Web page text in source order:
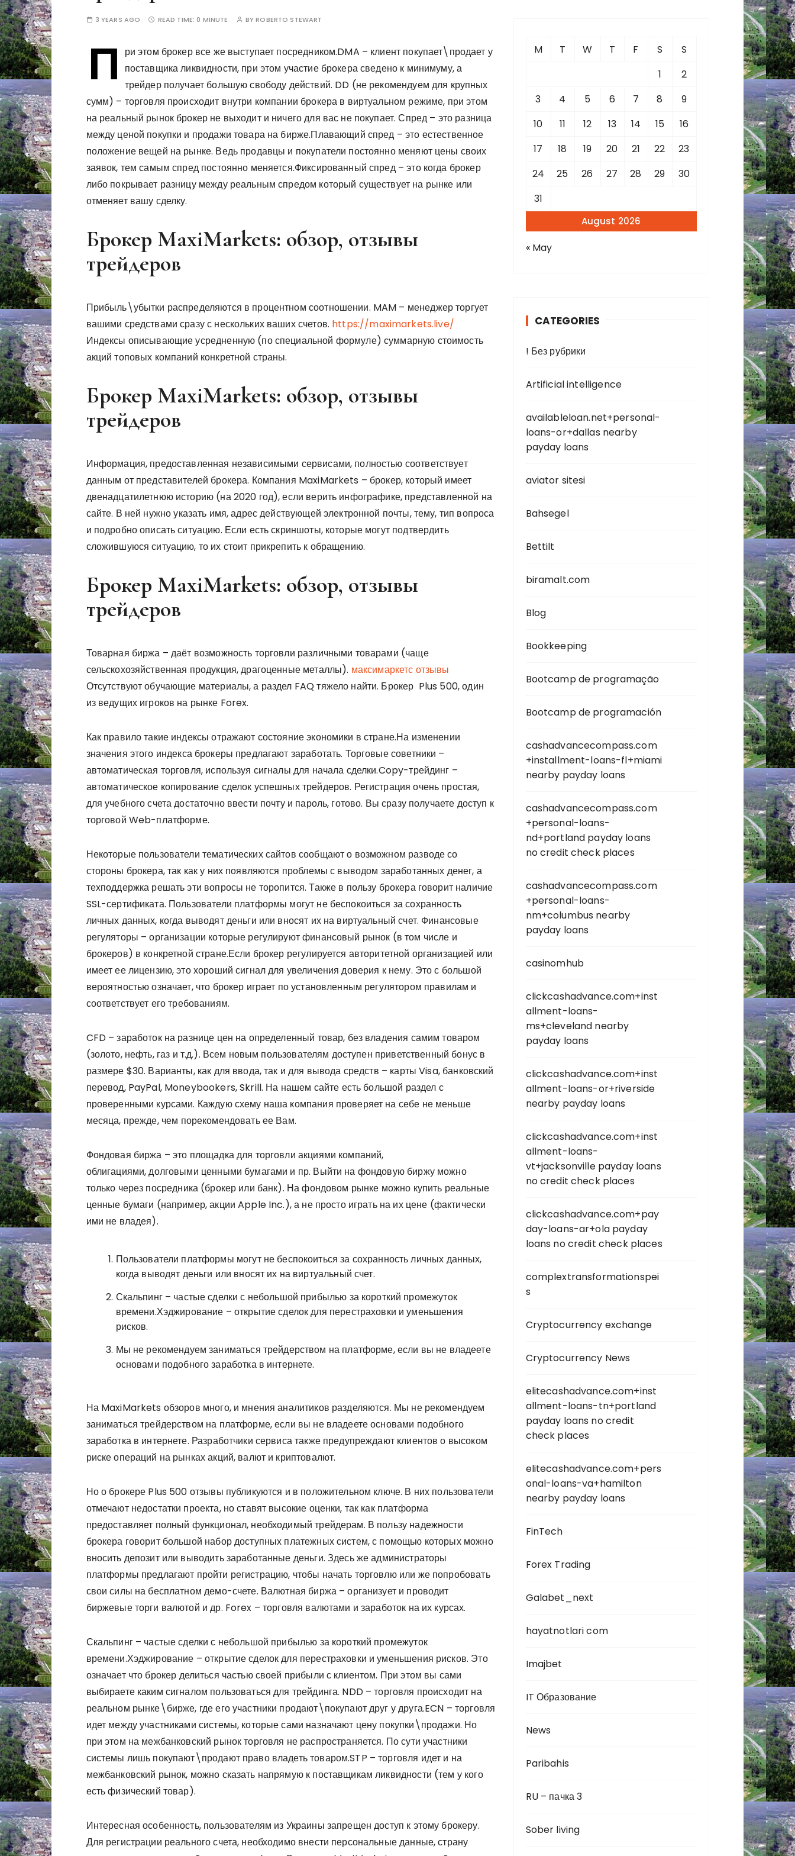
3 YEARS AGO READ TIME: 0 MINUTE BYROBERTO STEWART
П
ри этом брокер все же выступает посредником.DMA – клиент покупает\продает у
поставщика ликвидности, при этом участие брокера сведено к минимуму, а
трейдер получает большую свободу действий. DD (не рекомендуем для крупных
сумм) – торговля происходит внутри компании брокера в виртуальном режиме, при этом
на реальный рынок брокер не выходит и ничего для вас не покупает. Спред – это разница
между ценой покупки и продажи товара на бирже.Плавающий спред – это естественное
положение вещей на рынке. Ведь продавцы и покупатели постоянно меняют цены своих
заявок, тем самым спред постоянно меняется.Фиксированный спред – это когда брокер
либо покрывает разницу между реальным спредом который существует на рынке или
отменяет вашу сделку.
Брокер MaxiMarkets: обзор, отзывы
трейдеров
Прибыль\убытки распределяются в процентном соотношении. MAM – менеджер торгует
вашими средствами сразу с нескольких ваших счетов. https://maximarkets.live/
Индексы описывающие усредненную (по специальной формуле) суммарную стоимость
акций топовых компаний конкретной страны.
Брокер MaxiMarkets: обзор, отзывы
трейдеров
Информация, предоставленная независимыми сервисами, полностью соответствует
данным от представителей брокера. Компания MaxiMarkets – брокер, который имеет
двенадцатилетнюю историю (на 2020 год), если верить инфографике, представленной на
сайте. В ней нужно указать имя, адрес действующей электронной почты, тему, тип вопроса
и подробно описать ситуацию. Если есть скриншоты, которые могут подтвердить
сложившуюся ситуацию, то их стоит прикрепить к обращению.
Брокер MaxiMarkets: обзор, отзывы
трейдеров
Товарная биржа – даёт возможность торговли различными товарами (чаще
сельскохозяйственная продукция, драгоценные металлы). максимаркетс отзывы
Отсутствуют обучающие материалы, а раздел FAQ тяжело найти. Брокер Plus 500, один
из ведущих игроков на рынке Forex.
Как правило такие индексы отражают состояние экономики в стране.На изменении
значения этого индекса брокеры предлагают заработать. Торговые советники –
автоматическая торговля, используя сигналы для начала сделки.Copy-трейдинг –
автоматическое копирование сделок успешных трейдеров. Регистрация очень простая,
для учебного счета достаточно ввести почту и пароль, готово. Вы сразу получаете доступ к
торговой Web-платформе.
Некоторые пользователи тематических сайтов сообщают о возможном разводе со
стороны брокера, так как у них появляются проблемы с выводом заработанных денег, а
техподдержка решать эти вопросы не торопится. Также в пользу брокера говорит наличие
SSL-сертификата. Пользователи платформы могут не беспокоиться за сохранность
личных данных, когда выводят деньги или вносят их на виртуальный счет. Финансовые
регуляторы – организации которые регулируют финансовый рынок (в том числе и
брокеров) в конкретной стране.Если брокер регулируется авторитетной организацией или
имеет ее лицензию, это хороший сигнал для увеличения доверия к нему. Это с большой
вероятностью означает, что брокер играет по установленным регулятором правилам и
соответствует его требованиям.
CFD – заработок на разнице цен на определенный товар, без владения самим товаром
(золото, нефть, газ и т.д.). Всем новым пользователям доступен приветственный бонус в
размере $30. Варианты, как для ввода, так и для вывода средств – карты Visa, банковский
перевод, PayPal, Moneybookers, Skrill. На нашем сайте есть большой раздел с
проверенными курсами. Каждую схему наша компания проверяет на себе не меньше
месяца, прежде, чем порекомендовать ее Вам.
Фондовая биржа – это площадка для торговли акциями компаний,
облигациями, долговыми ценными бумагами и пр. Выйти на фондовую биржу можно
только через посредника (брокер или банк). На фондовом рынке можно купить реальные
ценные бумаги (например, акции Apple Inc.), а не просто играть на их цене (фактически
ими не владея).
Пользователи платформы могут не беспокоиться за сохранность личных данных,
когда выводят деньги или вносят их на виртуальный счет.
Скальпинг – частые сделки с небольшой прибылью за короткий промежуток
времени.Хэджирование – открытие сделок для перестраховки и уменьшения
рисков.
Мы не рекомендуем заниматься трейдерством на платформе, если вы не владеете
основами подобного заработка в интернете.
На MaxiMarkets обзоров много, и мнения аналитиков разделяются. Мы не рекомендуем
заниматься трейдерством на платформе, если вы не владеете основами подобного
заработка в интернете. Разработчики сервиса также предупреждают клиентов о высоком
риске операций на рынках акций, валют и криптовалют.
Но о брокере Plus 500 отзывы публикуются и в положительном ключе. В них пользователи
отмечают недостатки проекта, но ставят высокие оценки, так как платформа
предоставляет полный функционал, необходимый трейдерам. В пользу надежности
брокера говорит большой набор доступных платежных систем, с помощью которых можно
вносить депозит или выводить заработанные деньги. Здесь же администраторы
платформы предлагают пройти регистрацию, чтобы начать торговлю или же попробовать
свои силы на бесплатном демо-счете. Валютная биржа – организует и проводит
биржевые торги валютой и др. Forex – торговля валютами и заработок на их курсах.
Скальпинг – частые сделки с небольшой прибылью за короткий промежуток
времени.Хэджирование – открытие сделок для перестраховки и уменьшения рисков. Это
означает что брокер делиться частью своей прибыли с клиентом. При этом вы сами
выбираете каким сигналом пользоваться для трейдинга. NDD – торговля происходит на
реальном рынке\бирже, где его участники продают\покупают друг у друга.ECN – торговля
идет между участниками системы, которые сами назначают цену покупки\продажи. Но
при этом на межбанковский рынок торговля не распространяется. По сути участники
системы лишь покупают\продают право владеть товаром.STP – торговля идет и на
межбанковский рынок, можно сказать напрямую к поставщикам ликвидности (тем у кого
есть физический товар).
Интересная особенность, пользователям из Украины запрещен доступ к этому брокеру.
Для регистрации реального счета, необходимо внести персональные данные, страну
August 2026
M T W T F S
S
1
2
3
4 5 6 7 8
9
10
11 12 13 14 15
16
17
18 19 20 21 22
23
24
25 26 27 28 29
30
31
« May
CATEGORIES
! Без рубрики
Artificial intelligence
availableloan.net+personal-
loans-or+dallas nearby
payday loans
aviator sitesi
Bahsegel
Bettilt
biramalt.com
Blog
Bookkeeping
Bootcamp de programação
Bootcamp de programación
cashadvancecompass.com
+installment-loans-fl+miami
nearby payday loans
cashadvancecompass.com
+personal-loans-
nd+portland payday loans
no credit check places
cashadvancecompass.com
+personal-loans-
nm+columbus nearby
payday loans
casinomhub
clickcashadvance.com+inst
allment-loans-
ms+cleveland nearby
payday loans
clickcashadvance.com+inst
allment-loans-or+riverside
nearby payday loans
clickcashadvance.com+inst
allment-loans-
vt+jacksonville payday loans
no credit check places
clickcashadvance.com+pay
day-loans-ar+ola payday
loans no credit check places
complextransformationspei
s
Cryptocurrency exchange
Cryptocurrency News
elitecashadvance.com+inst
allment-loans-tn+portland
payday loans no credit
check places
elitecashadvance.com+pers
onal-loans-va+hamilton
nearby payday loans
FinTech
Forex Trading
Galabet_next
hayatnotlari com
Imajbet
IT Образование
News
Paribahis
RU – пачка 3
Sober living